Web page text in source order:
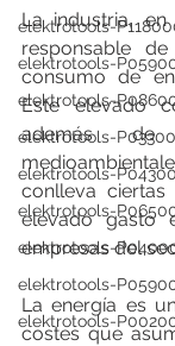
elektrotools-
elektrotools-
elektrotools-
elektrotools-
elektrotools-
elektrotools-
elektrotools-
elektrotools-
elektrotools-
La industria,
responsable
consumo de
Este elevado
además de
conlleva ciertas
elevado gasto
empresas del
La energía es
costes que